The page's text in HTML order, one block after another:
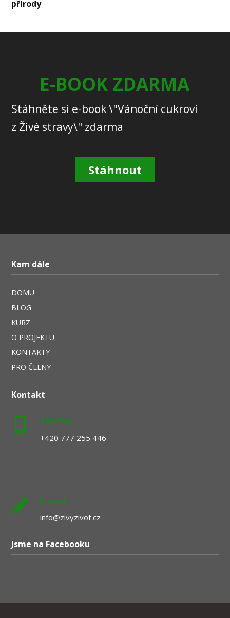
přírody
E-BOOK ZDARMA
Stáhněte si e-book \"Vánoční cukroví
z Živé stravy\" zdarma
Stáhnout
Kam dále
DOMU
BLOG
KURZ
O PROJEKTU
KONTAKTY
PRO ČLENY
Kontakt
Telefon
+420 777 255 446
E-mail
info@zivyzivot.cz
Jsme na Facebooku